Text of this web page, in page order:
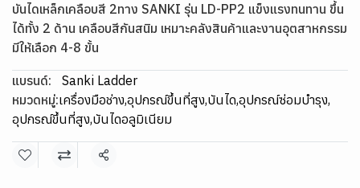
บันไดเหล็กเคลือบสี 2ทาง SANKI รุ่น LD-PP2 แข็งแรงทนทาน ขึ้น
ได้ทั้ง 2 ด้าน เคลือบสีกันสนิม เหมาะคลังสินค้าและงานอุตสาหกรรม
มีให้เลือก 4-8 ขั้น
แบรนด์:
Sanki Ladder
หมวดหมู่:เครื่องมือช่าง,อุปกรณ์ขึ้นที่สูง,บันได,อุปกรณ์ซ่อมบำรุง,
อุปกรณ์ขึ้นที่สูง,บันไดอลูมิเนียม
แชร์